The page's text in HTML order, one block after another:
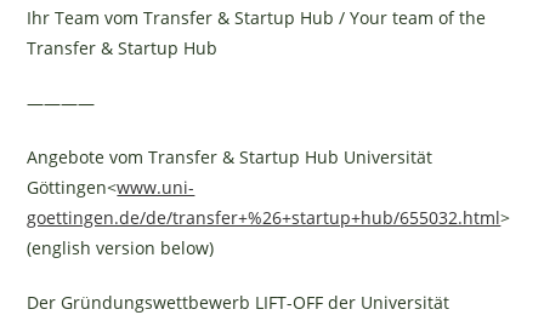
Ihr Team vom Transfer & Startup Hub / Your team of the
Transfer & Startup Hub
————
Angebote vom Transfer & Startup Hub Universität
Göttingen<www.uni-
goettingen.de/de/transfer+%26+startup+hub/655032.html>
(english version below)
Der Gründungswettbewerb LIFT-OFF der Universität